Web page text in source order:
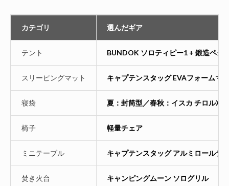
カテゴリ 選んだギア
テント BUNDOK ソロティピー1 + 鍛造ペグ
スリーピングマット キャプテンスタッグ EVAフォームマ
寝袋 夏：封筒型／春秋：イスカ チロルX
椅子 軽量チェア
ミニテーブル キャプテンスタッグ アルミロールテ
焚き火台 キャンピングムーン ソログリル